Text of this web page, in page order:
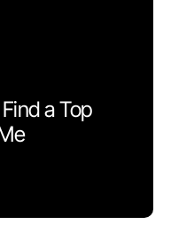
a Top